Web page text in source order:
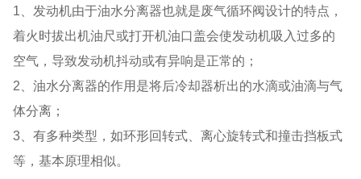
1、发动机由于油水分离器也就是废气循环阀设计的特点，
着火时拔出机油尺或打开机油口盖会使发动机吸入过多的
空气，导致发动机抖动或有异响是正常的；
2、油水分离器的作用是将后冷却器析出的水滴或油滴与气
体分离；
3、有多种类型，如环形回转式、离心旋转式和撞击挡板式
等，基本原理相似。